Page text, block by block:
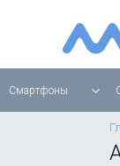
Смартфоны